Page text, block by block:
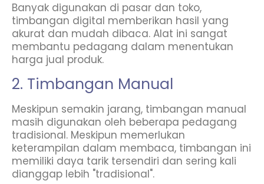
Banyak digunakan di pasar dan toko,
timbangan digital memberikan hasil yang
akurat dan mudah dibaca. Alat ini sangat
membantu pedagang dalam menentukan
harga jual produk.
2. Timbangan Manual
Meskipun semakin jarang, timbangan manual
masih digunakan oleh beberapa pedagang
tradisional. Meskipun memerlukan
keterampilan dalam membaca, timbangan ini
memiliki daya tarik tersendiri dan sering kali
dianggap lebih "tradisional".